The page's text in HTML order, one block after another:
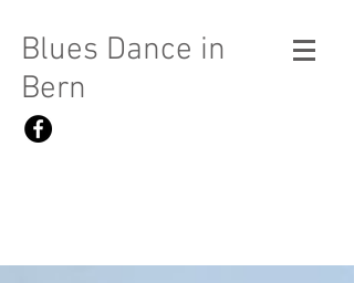
Blues Dance in
Bern